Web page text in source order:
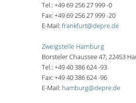
Tel.: +49 69 256 27 999 -0
Fax: +49 69 256 27 999 -20
E-Mail: frankfurt@depre.de
Zweigstelle Hamburg
Borsteler Chaussee 47, 22453
Tel.: +49 40 386 624 -93
Fax: +49 40 386 624 -96
E-Mail: hamburg@depre.de